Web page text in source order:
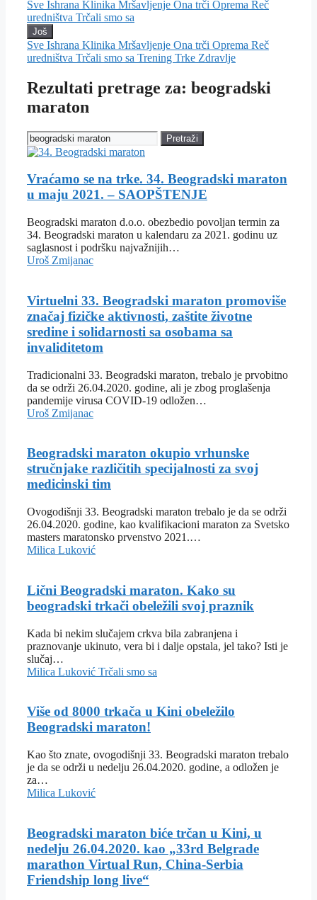
Sve Ishrana Klinika Mršavljenje Ona trči Oprema Reč
uredništva Trčali smo sa
Još
Sve Ishrana Klinika Mršavljenje Ona trči Oprema Reč
uredništva Trčali smo sa Trening Trke Zdravlje
Rezultati pretrage za: beogradski
maraton
Pretraži
Vraćamo se na trke. 34. Beogradski maraton
u maju 2021. – SAOPŠTENJE
Beogradski maraton d.o.o. obezbedio povoljan termin za
34. Beogradski maraton u kalendaru za 2021. godinu uz
saglasnost i podršku najvažnijih…
Uroš Zmijanac
Virtuelni 33. Beogradski maraton promoviše
značaj fizičke aktivnosti, zaštite životne
sredine i solidarnosti sa osobama sa
invaliditetom
Tradicionalni 33. Beogradski maraton, trebalo je prvobitno
da se održi 26.04.2020. godine, ali je zbog proglašenja
pandemije virusa COVID-19 odložen…
Uroš Zmijanac
Beogradski maraton okupio vrhunske
stručnjake različitih specijalnosti za svoj
medicinski tim
Ovogodišnji 33. Beogradski maraton trebalo je da se održi
26.04.2020. godine, kao kvalifikacioni maraton za Svetsko
masters maratonsko prvenstvo 2021.…
Milica Luković
Lični Beogradski maraton. Kako su
beogradski trkači obeležili svoj praznik
Kada bi nekim slučajem crkva bila zabranjena i
praznovanje ukinuto, vera bi i dalje opstala, jel tako? Isti je
slučaj…
Milica Luković Trčali smo sa
Više od 8000 trkača u Kini obeležilo
Beogradski maraton!
Kao što znate, ovogodišnji 33. Beogradski maraton trebalo
je da se održi u nedelju 26.04.2020. godine, a odložen je
za…
Milica Luković
Beogradski maraton biće trčan u Kini, u
nedelju 26.04.2020. kao „33rd Belgrade
marathon Virtual Run, China-Serbia
Friendship long live“